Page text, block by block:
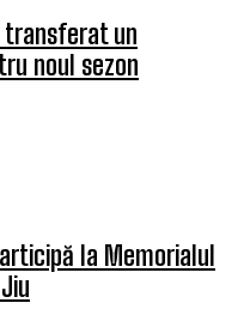
transferat un
noul sezon
la Memorialul